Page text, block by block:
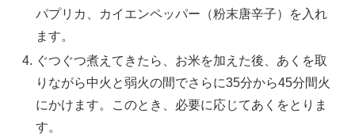
パプリカ、カイエンペッパー（粉末唐辛子）を入れ
ます。
ぐつぐつ煮えてきたら、お米を加えた後、あくを取
りながら中火と弱火の間でさらに35分から45分間火
にかけます。このとき、必要に応じてあくをとりま
す。